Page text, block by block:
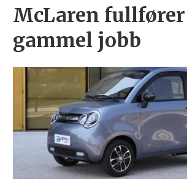
McLaren fullfører
gammel jobb